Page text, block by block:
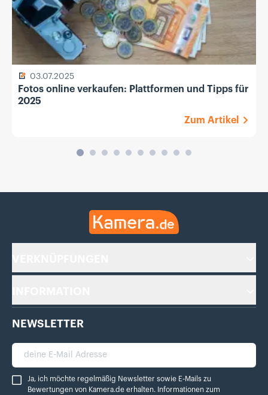
03.07.2025
Fotos online verkaufen: Plattformen und Tipps für
2025
Zum Artikel
Kamera.de
NEWSLETTER
deine E-Mail Adresse
Ja, ich möchte regelmäßig Newsletter sowie E-Mails zu Bewertungen von
Ja, ich möchte regelmäßig Newsletter sowie E-Mails zu
Bewertungen von Kamera.de erhalten. Informationen zum